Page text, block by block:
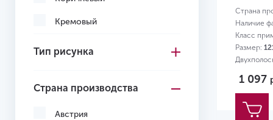
Кремовый
Светло-коричневый
Светло-серый
Тип рисунка
Страна производства
Австрия
Страна
Наличие
Класс
Размер:
1 097